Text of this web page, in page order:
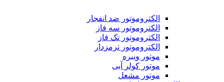
الکتروموتور ضد انفجار
الکتروموتور سه فاز
الکتروموتور تک فاز
الکتروموتور ترمزدار
موتور ویبره
موتور کولر آبی
موتور مشعل